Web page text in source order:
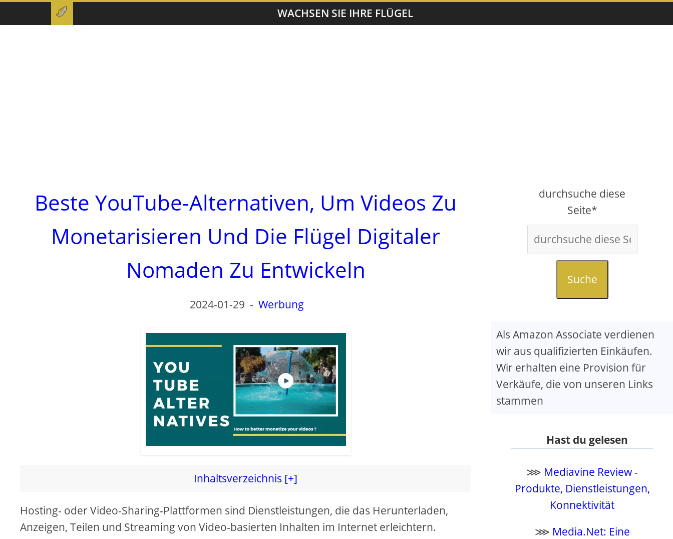
WACHSEN SIE IHRE FLÜGEL
Beste YouTube-Alternativen, Um Videos Zu
Monetarisieren Und Die Flügel Digitaler
Nomaden Zu Entwickeln
2024-01-29 -Werbung
Inhaltsverzeichnis [+]
Hosting- oder Video-Sharing-Plattformen sind Dienstleistungen, die das Herunterladen,
Anzeigen, Teilen und Streaming von Video-basierten Inhalten im Internet erleichtern.
durchsuche diese
Seite*
Suche
Als Amazon Associate verdienen
wir aus qualifizierten Einkäufen.
Wir erhalten eine Provision für
Verkäufe, die von unseren Links
stammen
Hast du gelesen
⋙ Mediavine Review -
Produkte, Dienstleistungen,
Konnektivität
⋙ Media.Net: Eine